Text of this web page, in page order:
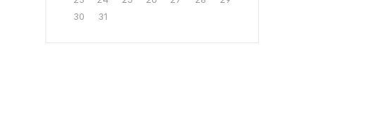
30
31